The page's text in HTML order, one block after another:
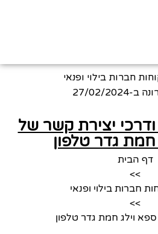
חברות בילוי ופנאי
ב-27/02/2024
יצירת קשר של
חמת גדר טלפון
דף הבית
>>
חברות בילוי ופנאי
>>
וילג חמת גדר טלפון